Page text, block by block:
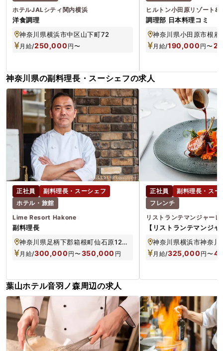
ホテルJALシティ関内横浜
洋食調理
神奈川県横浜市中区山下町72
月給/250,000 円〜
ヒルトン小田原リゾート&
調理部 日本料理コミ
神奈川県小田原市根
月給/190,000 円〜
神奈川県の副料理長・スーシェフの求人
正社員
副料理長・スーシェフ
ホテル・旅館
Lime Resort Hakone
副料理長
神奈川県足柄下郡箱根町仙石原1246-845
月給/300,000 円〜350,000 円
正社員
副料理長・スー
フレンチ
リストランテマンジャーレ
【リストランテマンジ
ストラン調理（イタリ
料理長クラス
神奈川県横浜市神奈
月給/325,000 円〜
葉山ホテル音羽ノ森周辺の求人